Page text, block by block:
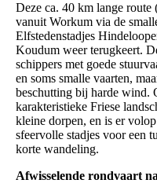
Deze ca. 40 km lange
vanuit Workum via de
Elfstedenstadjes
Koudum weer terugkeert.
schippers met goede
en soms smalle vaarten,
beschutting bij harde wind.
karakteristieke Friese
kleine dorpen, en is er
sfeervolle stadjes voor een
korte wandeling.
Afwisselende rondvaart